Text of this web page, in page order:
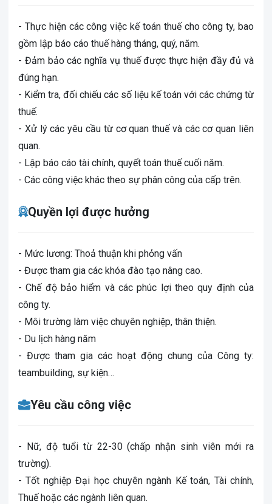
- Thực hiện các công việc kế toán thuế cho công ty, bao
gồm lập báo cáo thuế hàng tháng, quý, năm.
- Đảm bảo các nghĩa vụ thuế được thực hiện đầy đủ và
đúng hạn.
- Kiểm tra, đối chiếu các số liệu kế toán với các chứng từ
thuế.
- Xử lý các yêu cầu từ cơ quan thuế và các cơ quan liên
quan.
- Lập báo cáo tài chính, quyết toán thuế cuối năm.
- Các công việc khác theo sự phân công của cấp trên.
Quyền lợi được hưởng
- Mức lương: Thoả thuận khi phỏng vấn
- Được tham gia các khóa đào tạo nâng cao.
- Chế độ bảo hiểm và các phúc lợi theo quy định của
công ty.
- Môi trường làm việc chuyên nghiệp, thân thiện.
- Du lịch hàng năm
- Được tham gia các hoạt động chung của Công ty:
teambuilding, sự kiện…
Yêu cầu công việc
- Nữ, độ tuổi từ 22-30 (chấp nhận sinh viên mới ra
trường).
- Tốt nghiệp Đại học chuyên ngành Kế toán, Tài chính,
Thuế hoặc các ngành liên quan.